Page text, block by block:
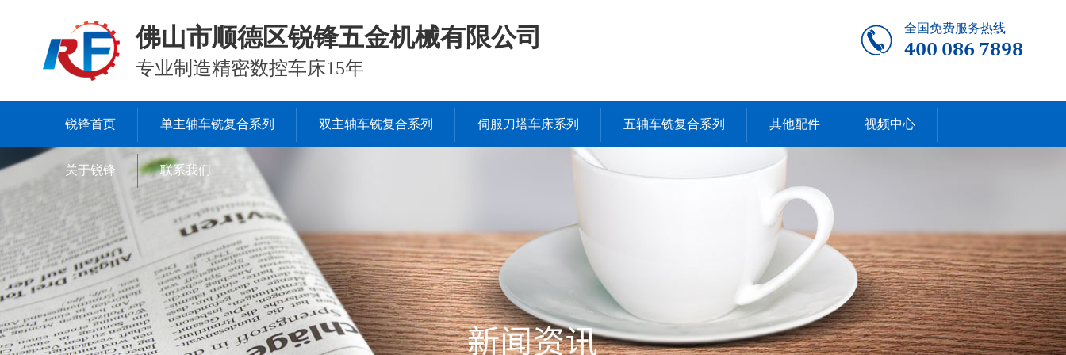
佛山市顺德区锐锋五金机械有限公司
专业制造精密数控车床15年
全国免费服务热线
400 086 7898
锐锋首页 单主轴车铣复合系列 双主轴车铣复合系列 伺服刀塔车床系列 五轴车铣复合系列 其他配件 视频中心
关于锐锋 联系我们